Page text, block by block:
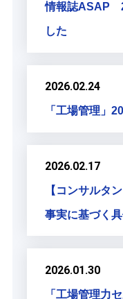
情報誌ASAP
した
2026.02.24
「工場管理」
2026.02.17
【コンサルタ
事実に基づく
2026.01.30
「工場管理力